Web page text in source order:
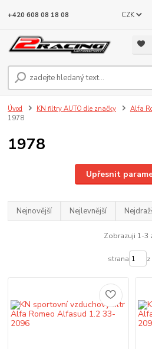
CZK
+420 608 08 18 08
Úvod KN filtry AUTO dle značky
Alfa
1978
1978
Upřesnit
Nejnovější Nejlevnější
Zobrazuji 1-3
strana z